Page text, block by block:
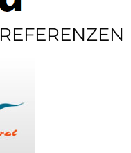
REFERENZEN